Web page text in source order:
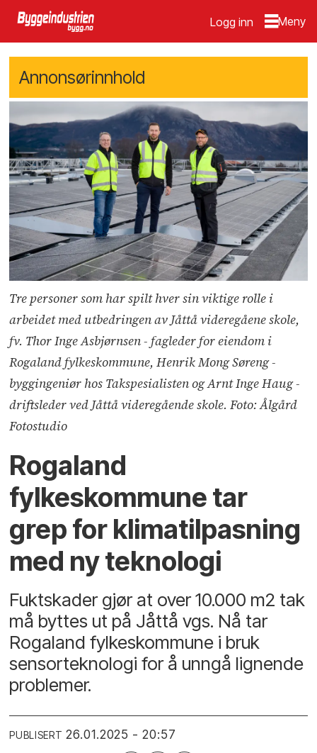
Logg inn
Annonsørinnhold
Tre personer som har spilt hver sin viktige rolle i
arbeidet med utbedringen av Jåttå videregåene skole,
fv. Thor Inge Asbjørnsen - fagleder for eiendom i
Rogaland fylkeskommune, Henrik Mong Søreng -
byggingeniør hos Takspesialisten og Arnt Inge Haug -
driftsleder ved Jåttå videregående skole. Foto: Ålgård
Fotostudio
Rogaland
fylkeskommune tar
grep for klimatilpasning
med ny teknologi
Fuktskader gjør at over 10.000 m2 tak
må byttes ut på Jåttå vgs. Nå tar
Rogaland fylkeskommune i bruk
sensorteknologi for å unngå lignende
problemer.
PUBLISERT 26.01.2025 - 20:57